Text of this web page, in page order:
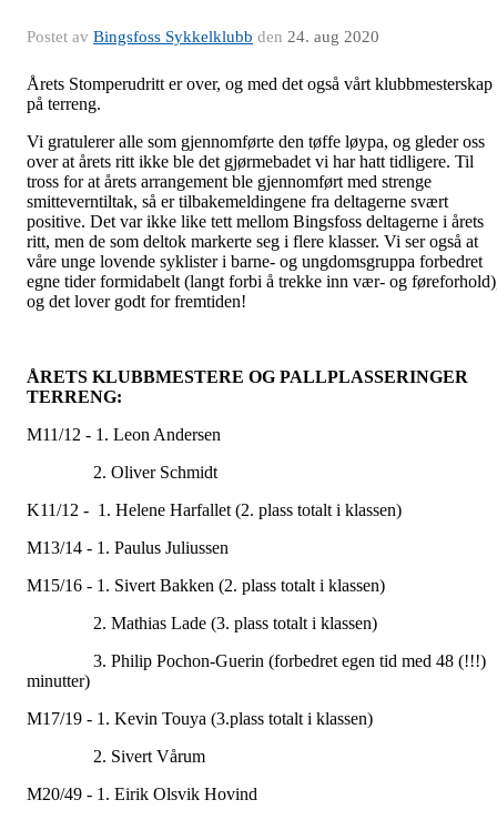
Postet av Bingsfoss Sykkelklubb den 24. aug 2020
Årets Stomperudritt er over, og med det også vårt klubbmesterskap
på terreng.
Vi gratulerer alle som gjennomførte den tøffe løypa, og gleder oss
over at årets ritt ikke ble det gjørmebadet vi har hatt tidligere. Til
tross for at årets arrangement ble gjennomført med strenge
smitteverntiltak, så er tilbakemeldingene fra deltagerne svært
positive. Det var ikke like tett mellom Bingsfoss deltagerne i årets
ritt, men de som deltok markerte seg i flere klasser. Vi ser også at
våre unge lovende syklister i barne- og ungdomsgruppa forbedret
egne tider formidabelt (langt forbi å trekke inn vær- og
og det lover godt for fremtiden!
ÅRETS KLUBBMESTERE OG PALLPLASSERINGER
TERRENG:
M11/12 - 1. Leon Andersen
2. Oliver Schmidt
K11/12 - 1. Helene Harfallet (2. plass totalt i klassen)
M13/14 - 1. Paulus Juliussen
M15/16 - 1. Sivert Bakken (2. plass totalt i klassen)
2. Mathias Lade (3. plass totalt i klassen)
3. Philip Pochon-Guerin (forbedret egen tid med 48 (!!!)
minutter)
M17/19 - 1. Kevin Touya (3.plass totalt i klassen)
2. Sivert Vårum
M20/49 - 1. Eirik Olsvik Hovind